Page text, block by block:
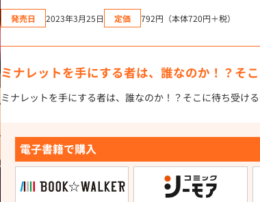
発売日 2023年3月25日 定価 792円（本体720円＋税）
ミナレットを手にする者は、誰なのか！？そ
ミナレットを手にする者は、誰なのか！？そこに待ち受ける
電子書籍で購入